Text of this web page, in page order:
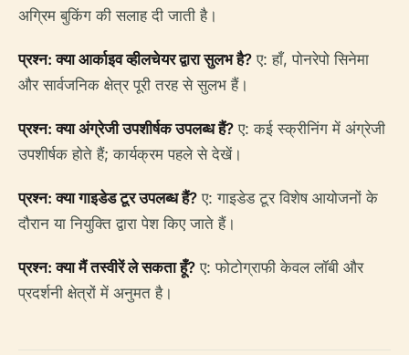
अग्रिम बुकिंग की सलाह दी जाती है।
प्रश्न: क्या आर्काइव व्हीलचेयर द्वारा सुलभ है? ए: हाँ, पोनरेपो सिनेमा
और सार्वजनिक क्षेत्र पूरी तरह से सुलभ हैं।
प्रश्न: क्या अंग्रेजी उपशीर्षक उपलब्ध हैं? ए: कई स्क्रीनिंग में अंग्रेजी
उपशीर्षक होते हैं; कार्यक्रम पहले से देखें।
प्रश्न: क्या गाइडेड टूर उपलब्ध हैं? ए: गाइडेड टूर विशेष आयोजनों के
दौरान या नियुक्ति द्वारा पेश किए जाते हैं।
प्रश्न: क्या मैं तस्वीरें ले सकता हूँ? ए: फोटोग्राफी केवल लॉबी और
प्रदर्शनी क्षेत्रों में अनुमत है।